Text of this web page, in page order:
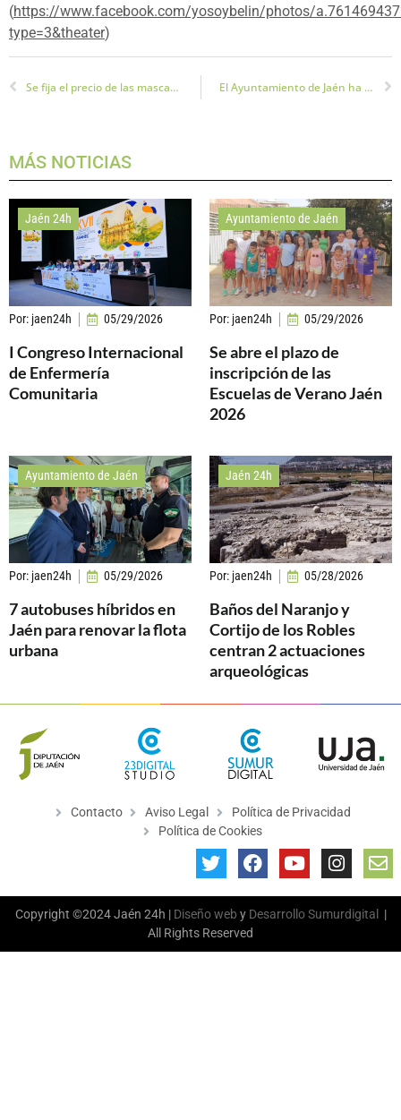
(https://www.facebook.com/yosoybelin/photos/
type=3&theater)
Se fija el precio de las mascarillas contra el coronavirus a 0,96€ El Ayuntamiento de Jaén ha incorporado un sistema de apertura remota para los aparcamientos públicos
MÁS NOTICIAS
Jaén 24h
Por: jaen24h 05/29/2026
I Congreso Internacional
de Enfermería
Comunitaria
Ayuntamiento de Jaén
Por: jaen24h 05/29/2026
Se abre el plazo de
inscripción de las
Escuelas de Verano Jaén
2026
Ayuntamiento de Jaén
Por: jaen24h 05/29/2026
7 autobuses híbridos en
Jaén para renovar la flota
urbana
Jaén 24h
Por: jaen24h 05/28/2026
Baños del Naranjo y
Cortijo de los Robles
centran 2 actuaciones
arqueológicas
Contacto Aviso Legal
Política de Privacidad
Política de Cookies
Copyright ©2024 Jaén 24h | Diseño web y Desarrollo Sumurdigital
|
All Rights Reserved